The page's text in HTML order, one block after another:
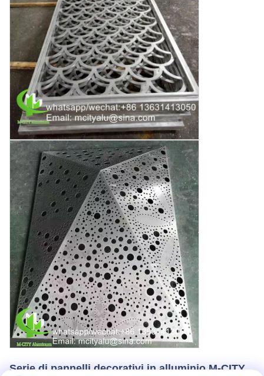
Serie di pannelli decorativi in alluminio M-CITY